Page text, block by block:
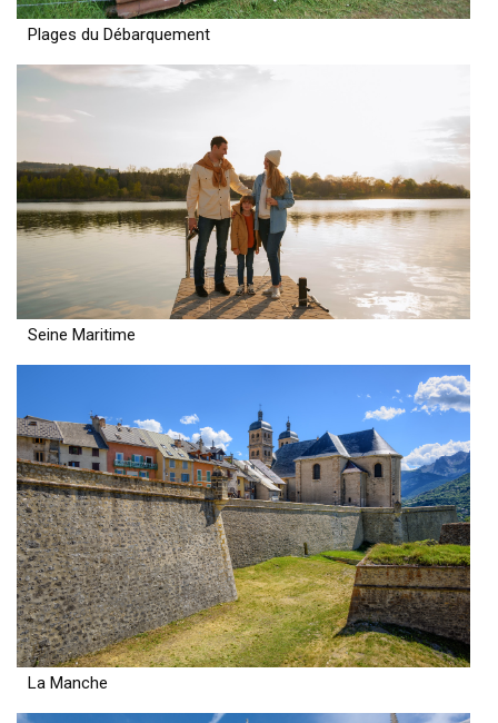
Plages du Débarquement
Seine Maritime
La Manche